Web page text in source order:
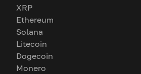
XRP
Ethereum
Solana
Litecoin
Dogecoin
Monero